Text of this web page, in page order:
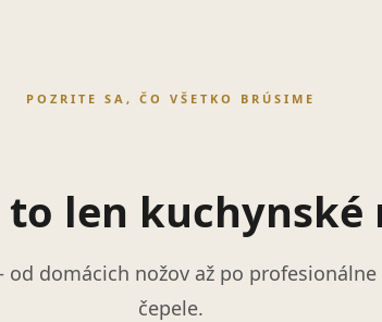
POZRITE SA, ČO VŠETKO BRÚSIME
to len kuchynské
domácich nožov až po
čepele.